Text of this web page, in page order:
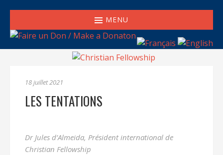
MENU
18 juillet 2021
LES TENTATIONS
Dr Jules d’Almeida, Président international de
Christian Fellowship